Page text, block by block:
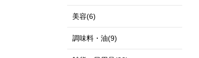
美容(6)
調味料・油(9)